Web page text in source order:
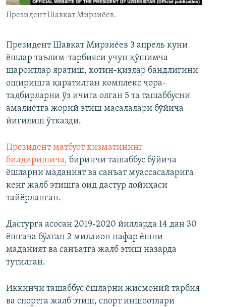
Президент Шавкат Мирзиёев.
Президент Шавкат Мирзиёев 3 апрель куни
ёшлар таълим-тарбияси учун қўшимча
шароитлар яратиш, хотин-қизлар бандлигини
оширишга қаратилган комплекс чора-
тадбирларни ўз ичига олган 5 та ташаббусни
амалиётга жорий этиш масалалари бўйича
йиғилиш ўтказди.
Президент матбуот хизматининг
билдиришича, биринчи ташаббус бўйича
ёшларни маданият ва санъат муассасаларига
кенг жалб этишга оид дастур лойиҳаси
тайёрланган.
Дастурга асосан 2019-2020 йилларда 14 дан 30
ёшгача бўлган 2 миллион нафар ёшни
маданият ва санъатга жалб этиш назарда
тутилган.
Иккинчи ташаббус ёшларни жисмоний тарбия
ва спортга жалб этиш, спорт иншоотлари